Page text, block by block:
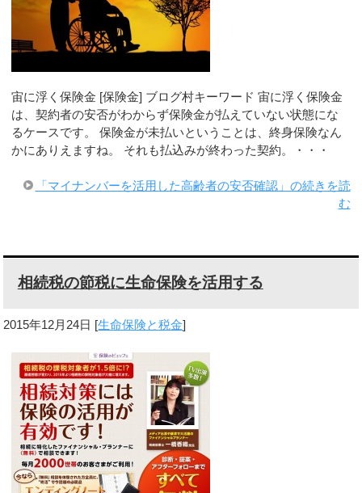
宙に浮く保険金 [保険金] ブログ村キーワード 宙に浮く保険金
は、契約者の安否がわからず保険金が払えていない状態にな
るケースです。 保険金が未払いということは、終身保険なん
かにありえますね。 それも払込みが終わった契約。・・・
「マイナンバーを活用した高齢者の安否確認」の続きを読
む
相続税の節税に生命保険を活用する
2015年12月24日 [生命保険と税金]